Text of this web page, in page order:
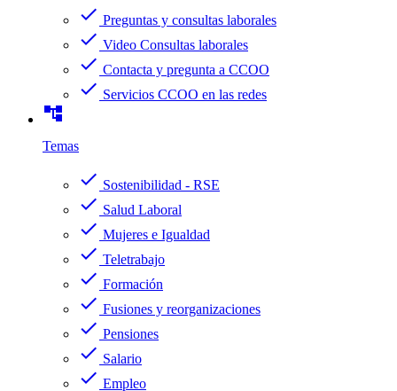
check Preguntas y consultas laborales
check Video Consultas laborales
check Contacta y pregunta a CCOO
check Servicios CCOO en las redes
account_tree
Temas
check Sostenibilidad - RSE
check Salud Laboral
check Mujeres e Igualdad
check Teletrabajo
check Formación
check Fusiones y reorganizaciones
check Pensiones
check Salario
check Empleo